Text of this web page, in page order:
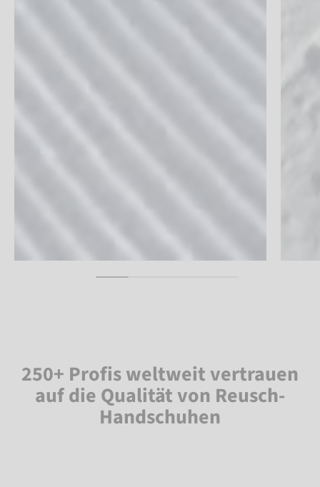
250+ Profis weltweit vertrauen
auf die Qualität von Reusch-
Handschuhen